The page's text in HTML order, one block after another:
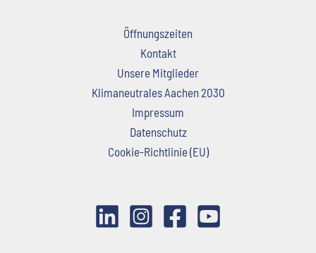
Öffnungszeiten
Kontakt
Unsere Mitglieder
Klimaneutrales Aachen 2030
Impressum
Datenschutz
Cookie-Richtlinie (EU)